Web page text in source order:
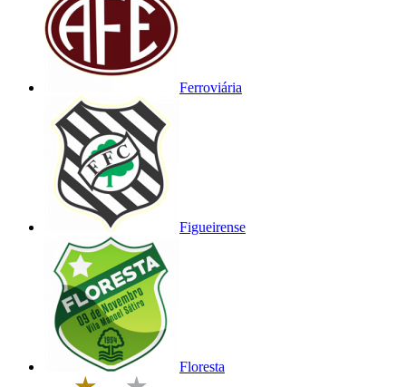
Ferroviária
Figueirense
Floresta